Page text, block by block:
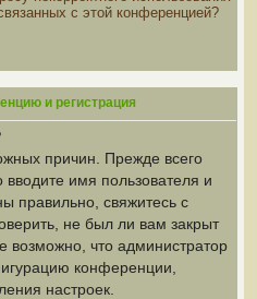
с этой конференцией?
и регистрация
причин. Прежде всего
имя пользователя и
правильно, свяжитесь с
не был ли вам закрыт
возможно, что администратор
конференции,
настроек.